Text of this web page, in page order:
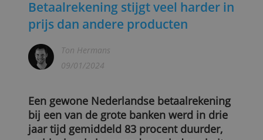
Betaalrekening stijgt veel harder
prijs dan andere producten
09/01/2024